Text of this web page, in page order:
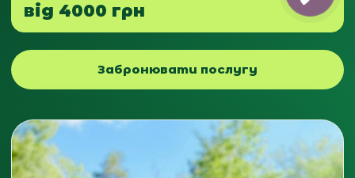
від 4000 грн
Забронювати послугу